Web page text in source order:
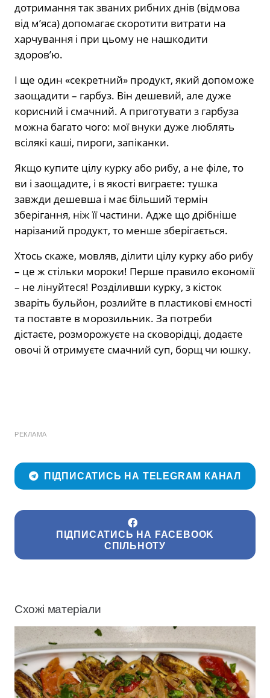
дотримання так званих рибних днів (відмова
від м’яса) допомагає скоротити витрати на
харчування і при цьому не нашкодити
здоров’ю.
І ще один «секретний» продукт, який допоможе
заощадити – гарбуз. Він дешевий, але дуже
корисний і смачний. А приготувати з гарбуза
можна багато чого: мої внуки дуже люблять
всілякі каші, пироги, запіканки.
Якщо купите цілу курку або рибу, а не філе, то
ви і заощадите, і в якості виграєте: тушка
завжди дешевша і має більший термін
зберігання, ніж її частини. Адже що дрібніше
нарізаний продукт, то менше зберігається.
Хтось скаже, мовляв, ділити цілу курку або рибу
– це ж стільки мороки! Перше правило економії
– не лінуйтеся! Розділивши курку, з кісток
зваріть бульйон, розлийте в пластикові ємності
та поставте в морозильник. За потреби
дістаєте, розморожуєте на сковорідці, додаєте
овочі й отримуєте смачний суп, борщ чи юшку.
РЕКЛАМА
ПІДПИСАТИСЬ НА TELEGRAM КАНАЛ
ПІДПИСАТИСЬ НА FACEBOOK
СПІЛЬНОТУ
Схожі матеріали